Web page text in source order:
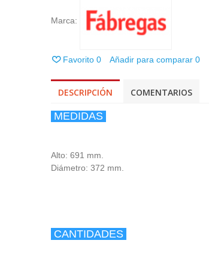
Marca:
Favorito 0 Añadir para comparar 0
DESCRIPCIÓN COMENTARIOS
MEDIDAS
Alto: 691 mm.
Diámetro: 372 mm.
CANTIDADES